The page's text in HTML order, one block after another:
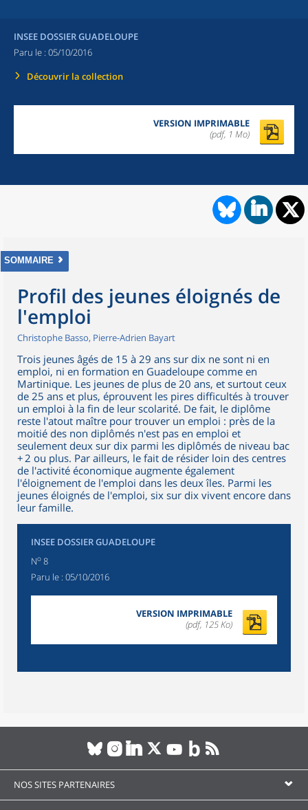
INSEE DOSSIER GUADELOUPE
Paru le : 05/10/2016
Découvrir la collection
VERSION IMPRIMABLE
(pdf, 1 Mo)
SOMMAIRE
Profil des jeunes éloignés de
l'emploi
Christophe Basso, Pierre-Adrien Bayart
Trois jeunes âgés de 15 à 29 ans sur dix ne sont ni en
emploi, ni en formation en Guadeloupe comme en
Martinique. Les jeunes de plus de 20 ans, et surtout ceux
de 25 ans et plus, éprouvent les pires difficultés à trouver
un emploi à la fin de leur scolarité. De fait, le diplôme
reste l'atout maître pour trouver un emploi : près de la
moitié des non diplômés n'est pas en emploi et
seulement deux sur dix parmi les diplômés de niveau bac
+ 2 ou plus. Par ailleurs, le fait de résider loin des centres
de l'activité économique augmente également
l'éloignement de l'emploi dans les deux îles. Parmi les
jeunes éloignés de l'emploi, six sur dix vivent encore dans
leur famille.
INSEE DOSSIER GUADELOUPE
No 8
Paru le : 05/10/2016
VERSION IMPRIMABLE
(pdf, 125 Ko)
NOS SITES PARTENAIRES